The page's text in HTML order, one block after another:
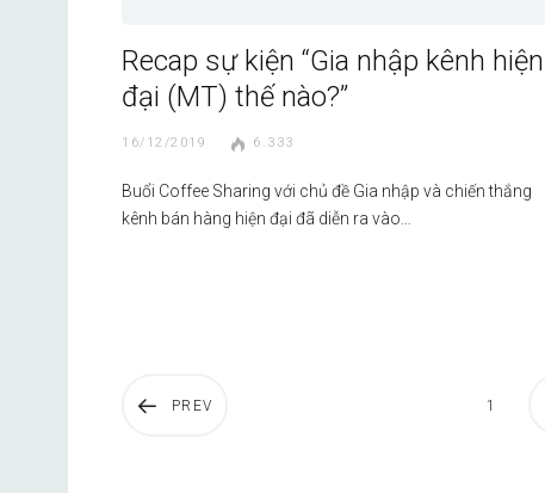
Recap sự kiện “Gia nhập kênh hiện
đại (MT) thế nào?”
16/12/2019 6.333
Buổi Coffee Sharing với chủ đề Gia nhập và chiến thắng
kênh bán hàng hiện đại đã diễn ra vào…
PREV 1